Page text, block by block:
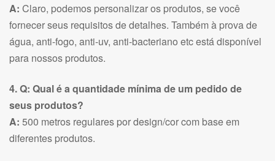
A: Claro, podemos personalizar os produtos, se você
fornecer seus requisitos de detalhes. Também à prova de
água, anti-fogo, anti-uv, anti-bacteriano etc está disponível
para nossos produtos.
4. Q: Qual é a quantidade mínima de um pedido de
seus produtos?
A: 500 metros regulares por design/cor com base em
diferentes produtos.